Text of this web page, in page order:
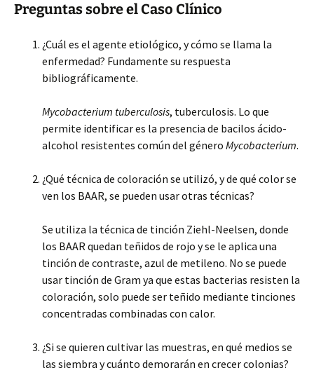
Preguntas sobre el Caso Clínico
¿Cuál es el agente etiológico, y cómo se llama la
enfermedad? Fundamente su respuesta
bibliográficamente.
Mycobacterium tuberculosis, tuberculosis. Lo que
permite identificar es la presencia de bacilos ácido-
alcohol resistentes común del género Mycobacterium.
¿Qué técnica de coloración se utilizó, y de qué color se
ven los BAAR, se pueden usar otras técnicas?
Se utiliza la técnica de tinción Ziehl-Neelsen, donde
los BAAR quedan teñidos de rojo y se le aplica una
tinción de contraste, azul de metileno. No se puede
usar tinción de Gram ya que estas bacterias resisten la
coloración, solo puede ser teñido mediante tinciones
concentradas combinadas con calor.
¿Si se quieren cultivar las muestras, en qué medios se
las siembra y cuánto demorarán en crecer colonias?